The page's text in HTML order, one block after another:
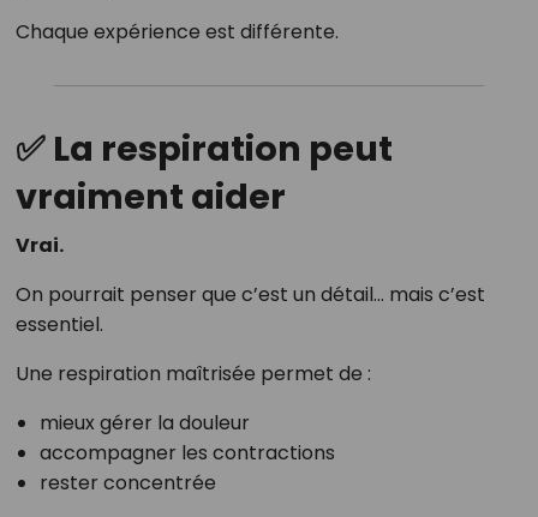
Chaque expérience est différente.
✅ La respiration peut
vraiment aider
Vrai.
On pourrait penser que c’est un détail… mais c’est
essentiel.
Une respiration maîtrisée permet de :
mieux gérer la douleur
accompagner les contractions
rester concentrée